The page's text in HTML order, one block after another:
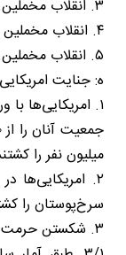
۳. انقلاب مخملین در گرجستان در سال ۲۰۰۳
۴. انقلاب مخملین در اوکراین در سال ۲۰۰۴
۵. انقلاب مخملین در قرقیزستان در سال ۲۰۰۵
ه: جنایت
۱. امریکایی‌ها
میلیون نفر را
سرخ‌پوستان را
۳. شکستن حرمت زنان در امریکا.